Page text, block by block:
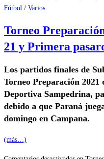
Fútbol / Varios
Torneo
21 y Primera
Los partidos finales de
Torneo Preparación 2021
Deportiva Sampedrina,
debido a que Paraná
domingo en Campana.
(más…)